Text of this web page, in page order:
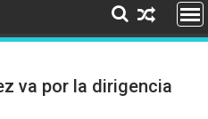
va por la dirigencia